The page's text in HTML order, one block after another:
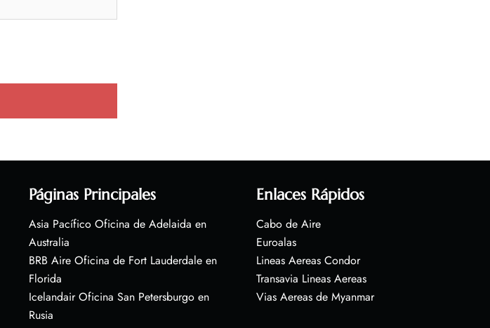
Páginas Principales
Asia Pacífico Oficina de Adelaida en
Australia
BRB Aire Oficina de Fort Lauderdale en
Florida
Icelandair Oficina San Petersburgo en
Rusia
Enlaces Rápidos
Cabo de Aire
Euroalas
Lineas Aereas Condor
Transavia Lineas Aereas
Vias Aereas de Myanmar